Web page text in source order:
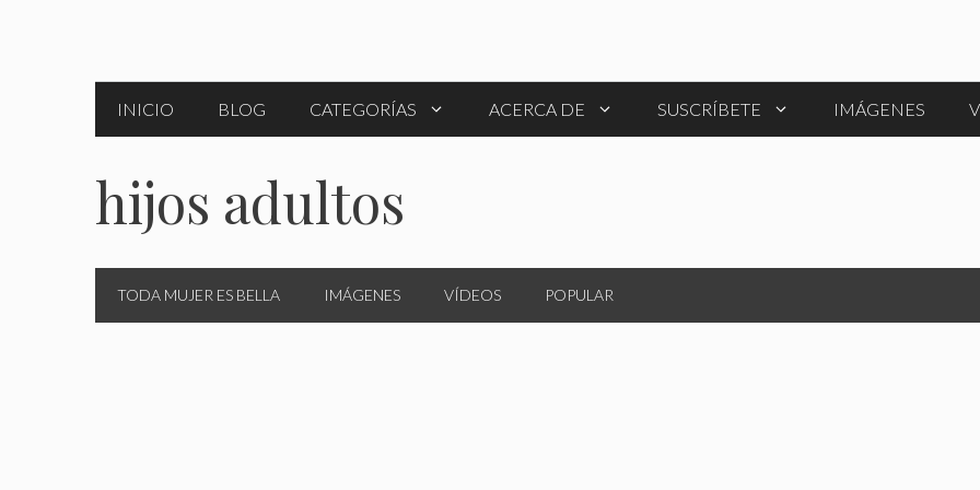
INICIO BLOG CATEGORÍAS ACERCA DE SUSCRÍBETE IMÁGENES
hijos adultos
TODA MUJER ES BELLA IMÁGENES VÍDEOS POPULAR